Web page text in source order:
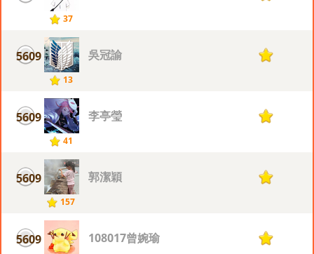
37
5609
13
吳冠諭 1
5609
41
李亭瑩 1
5609
157
郭潔穎 1
5609 108017曾婉瑜 1